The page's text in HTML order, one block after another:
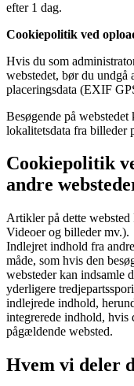
efter 1 dag.
Cookiepolitik ved
Hvis du som
webstedet, bør du undgå
placeringsdata (EXIF
Besøgende på
lokalitetsdata fra billeder
Cookiepolitik
andre
Artikler på dette
Videoer og billeder mv.).
Indlejret indhold fra
måde, som hvis den
websteder kan indsamle
yderligere
indlejrede indhold,
integrerede indhold, hvis
pågældende websted.
Hvem vi deler